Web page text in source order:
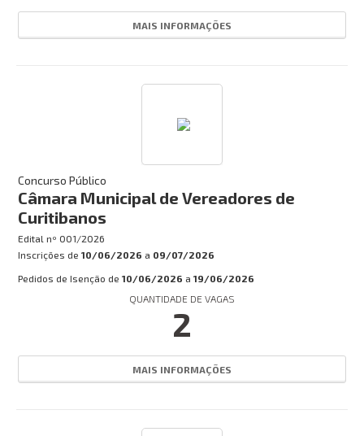
MAIS INFORMAÇÕES
Concurso Público
Câmara Municipal de Vereadores de
Curitibanos
Edital nº 001/2026
Inscrições de 10/06/2026 a 09/07/2026
Pedidos de Isenção de 10/06/2026 a 19/06/2026
QUANTIDADE DE VAGAS
2
MAIS INFORMAÇÕES